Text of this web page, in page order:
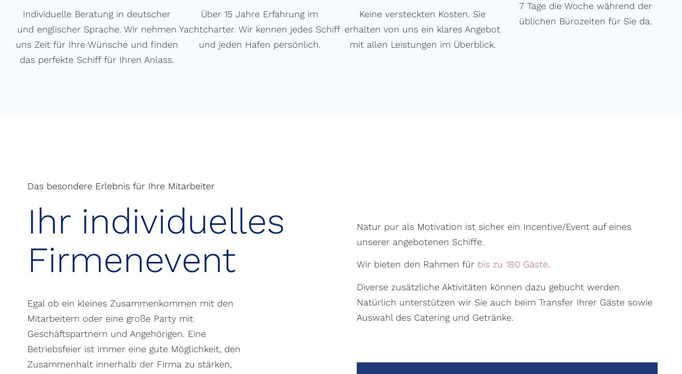
Individuelle Beratung in deutscher
und englischer Sprache. Wir nehmen
uns Zeit für Ihre Wünsche und finden
das perfekte Schiff für Ihren Anlass.
Über 15 Jahre Erfahrung im
Yachtcharter. Wir kennen jedes Schiff
und jeden Hafen persönlich.
Keine versteckten Kosten. Sie
erhalten von uns ein klares Angebot
mit allen Leistungen im Überblick.
7 Tage die Woche während der
üblichen Bürozeiten für Sie da.
Das besondere Erlebnis für Ihre Mitarbeiter
Ihr individuelles
Firmenevent
Egal ob ein kleines Zusammenkommen mit den
Mitarbeitern oder eine große Party mit
Geschäftspartnern und Angehörigen. Eine
Betriebsfeier ist immer eine gute Möglichkeit, den
Zusammenhalt innerhalb der Firma zu stärken,
Natur pur als Motivation ist sicher ein Incentive/Event auf eines
unserer angebotenen Schiffe.
Wir bieten den Rahmen für bis zu 180 Gäste.
Diverse zusätzliche Aktivitäten können dazu gebucht werden.
Natürlich unterstützen wir Sie auch beim Transfer Ihrer Gäste sowie
Auswahl des Catering und Getränke.